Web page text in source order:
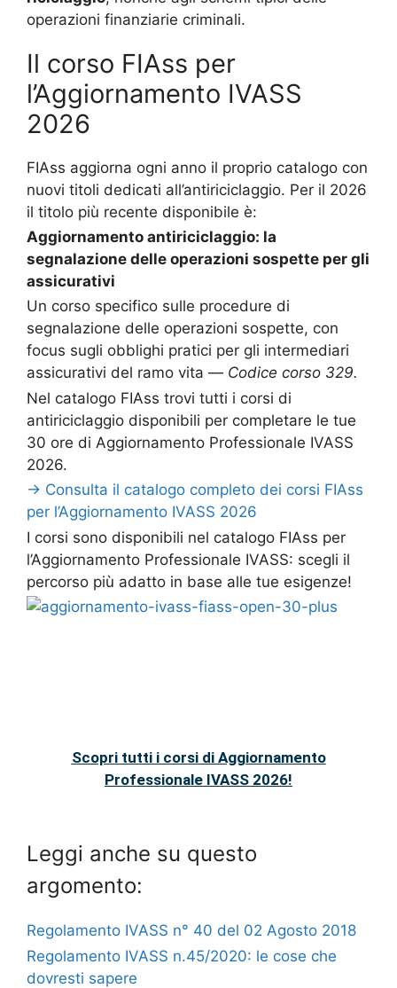
operazioni finanziarie criminali.
Il corso FIAss per
l’Aggiornamento IVASS
2026
FIAss aggiorna ogni anno il proprio catalogo con
nuovi titoli dedicati all’antiriciclaggio. Per il 2026
il titolo più recente disponibile è:
Aggiornamento antiriciclaggio: la
segnalazione delle operazioni sospette per gli
assicurativi
Un corso specifico sulle procedure di
segnalazione delle operazioni sospette, con
focus sugli obblighi pratici per gli intermediari
assicurativi del ramo vita — Codice corso 329.
Nel catalogo FIAss trovi tutti i corsi di
antiriciclaggio disponibili per completare le tue
30 ore di Aggiornamento Professionale IVASS
2026.
→ Consulta il catalogo completo dei corsi FIAss
per l’Aggiornamento IVASS 2026
I corsi sono disponibili nel catalogo FIAss per
l’Aggiornamento Professionale IVASS: scegli il
percorso più adatto in base alle tue esigenze!
Scopri tutti i corsi di Aggiornamento
Professionale IVASS 2026!
Leggi anche su questo
argomento:
Regolamento IVASS n° 40 del 02 Agosto 2018
Regolamento IVASS n.45/2020: le cose che
dovresti sapere